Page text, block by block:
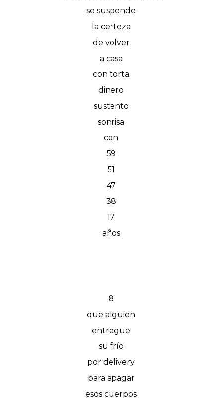
se suspende
la certeza
de volver
a casa
con torta
dinero
sustento
sonrisa
con
59
51
47
38
17
años
8
que alguien
entregue
su frío
por delivery
para apagar
esos cuerpos